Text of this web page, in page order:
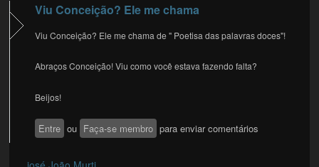
Viu Conceição? Ele me chama
Viu Conceição? Ele me chama de " Poetisa das palavras doces"!
Abraços Conceição! Viu como você estava fazendo falta?
Beijos!
Entre ou Faça-se membro para enviar comentários